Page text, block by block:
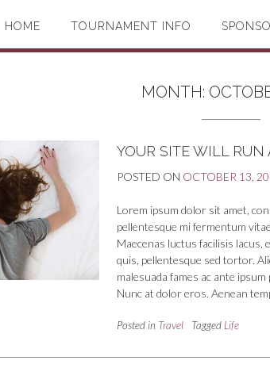
HOME TOURNAMENT INFO
MONTH:
YOUR SITE WILL RUN
POSTED ON OCTOBER 13,
Lorem ipsum dolor sit amet,
pellentesque mi fermentum
Maecenas luctus facilisis lacus,
quis, pellentesque sed tortor.
malesuada fames ac ante
Nunc at dolor eros. Aenean
Posted in Travel Tagged Life